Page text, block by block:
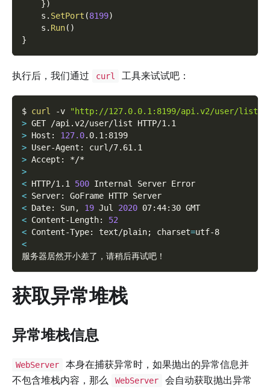
})
    s
. SetPort (8199)
    s
. Run( )
}
执行后，我们通过 curl 工具来试试吧：
$ curl -v
"http://127.0.0.1:8199/api.v2/user/list"
> GET /api.v2/user/list HTTP/1.1
> Host: 127.0.0.1:8199
> User-Agent: curl/7.61.1
> Accept: */*
>
< HTTP/1.1 500 Internal Server Error
< Server: GoFrame HTTP Server
< Date: Sun, 19 Jul 2020 07:44:30 GMT
< Content-Length: 52
< Content-Type: text/plain; charset=utf-8
<
服务器居然开小差了，请稍后再试吧！
获取异常堆栈
异常堆栈信息
WebServer
本身在捕获异常时，如果抛出的异常信息并
不包含堆栈内容，那么
WebServer
会自动获取抛出异常